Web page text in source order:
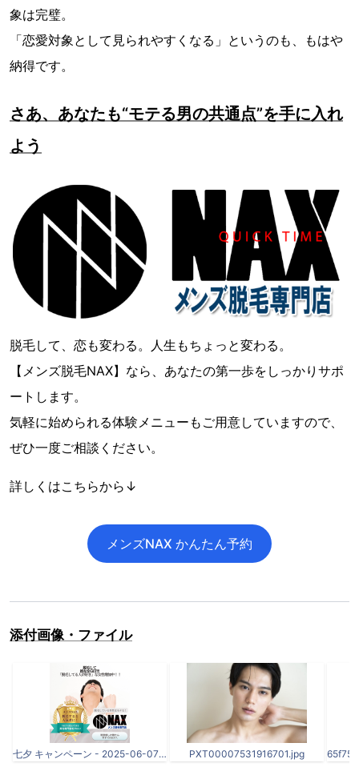
象は完璧。
「恋愛対象として見られやすくなる」というのも、もはや
納得です。
さあ、あなたも“モテる男の共通点”を手に入れ
よう
脱毛して、恋も変わる。人生もちょっと変わる。
【メンズ脱毛NAX】なら、あなたの第一歩をしっかりサポ
ートします。
気軽に始められる体験メニューもご用意していますので、
ぜひ一度ご相談ください。
詳しくはこちらから↓
メンズNAX かんたん予約
添付画像・ファイル
七夕 キャンペーン - 2025-06-07T132113.318.png PXT00007531916701.jpg